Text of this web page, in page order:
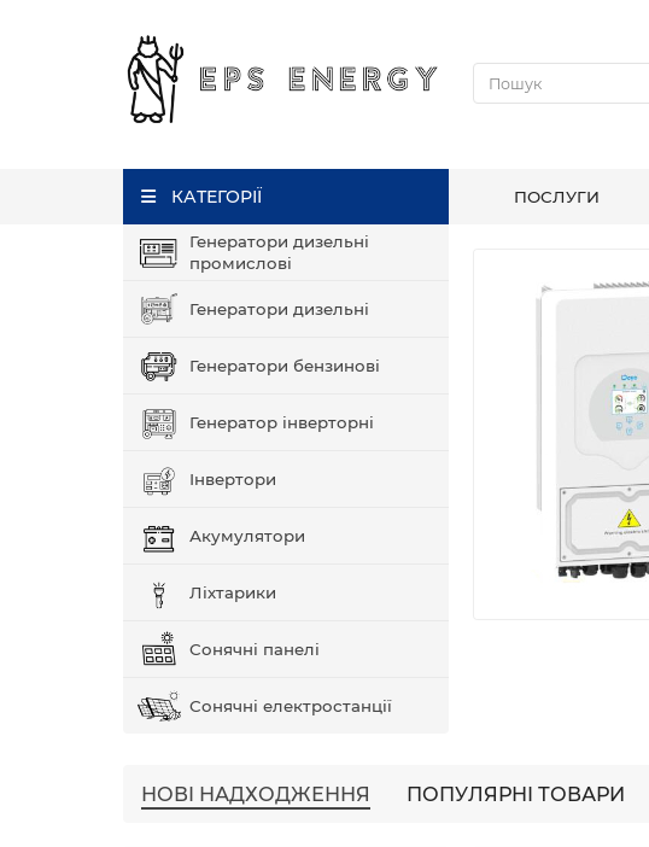
КАТЕГОРІЇ
Генератори дизельні
промислові
Генератори дизельні
Генератори бензинові
Генератор інверторні
Інвертори
Акумулятори
Ліхтарики
Сонячні панелі
Сонячні електростанції
ПОСЛУГИ
ІНВЕРТОРИ ТА LIFEPO4
В каталог
НОВІ НАДХОДЖЕННЯ ПОПУЛЯРНІ ТОВАРИ